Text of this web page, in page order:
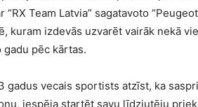
“RX Team Latvia” sagatavoto
kuram izdevās uzvarēt vairāk nekā
pēc kārtas.
gadus vecais sportists atzīst, ka
iespēja startēt savu līdzjutēju